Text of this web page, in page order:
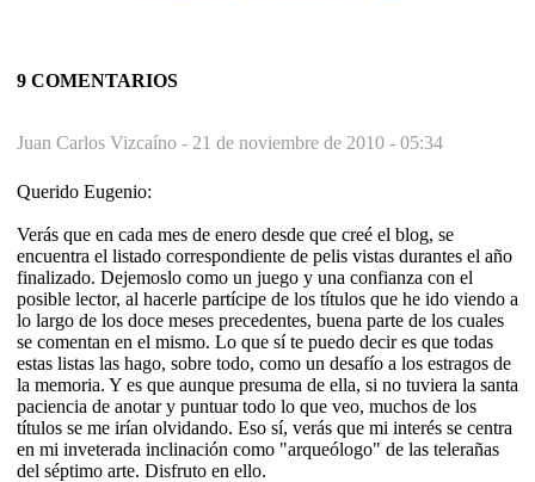
9 COMENTARIOS
Juan Carlos Vizcaíno - 21 de noviembre de 2010 - 05:34
Querido Eugenio:
Verás que en cada mes de enero desde que creé el blog, se
encuentra el listado correspondiente de pelis vistas durantes el año
finalizado. Dejemoslo como un juego y una confianza con el
posible lector, al hacerle partícipe de los títulos que he ido viendo a
lo largo de los doce meses precedentes, buena parte de los cuales
se comentan en el mismo. Lo que sí te puedo decir es que todas
estas listas las hago, sobre todo, como un desafío a los estragos de
la memoria. Y es que aunque presuma de ella, si no tuviera la santa
paciencia de anotar y puntuar todo lo que veo, muchos de los
títulos se me irían olvidando. Eso sí, verás que mi interés se centra
en mi inveterada inclinación como "arqueólogo" de las telerañas
del séptimo arte. Disfruto en ello.